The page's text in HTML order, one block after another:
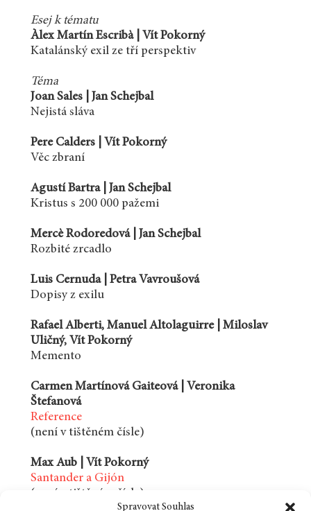
Spravovat Souhlas
Esej k tématu
Àlex Martín Escribà | Vít Pokorný
Katalánský exil ze tří perspektiv
Téma
Joan Sales | Jan Schejbal
Nejistá sláva
Pere Calders | Vít Pokorný
Věc zbraní
Agustí Bartra | Jan Schejbal
Kristus s 200 000 pažemi
Mercè Rodoredová | Jan Schejbal
Rozbité zrcadlo
Luis Cernuda | Petra Vavroušová
Dopisy z exilu
Rafael Alberti, Manuel Altolaguirre | Miloslav
Uličný, Vít Pokorný
Memento
Carmen Martínová Gaiteová | Veronika
Štefanová
Reference
(není v tištěném čísle)
Max Aub | Vít Pokorný
Santander a Gijón
(není v tištěném čísle)